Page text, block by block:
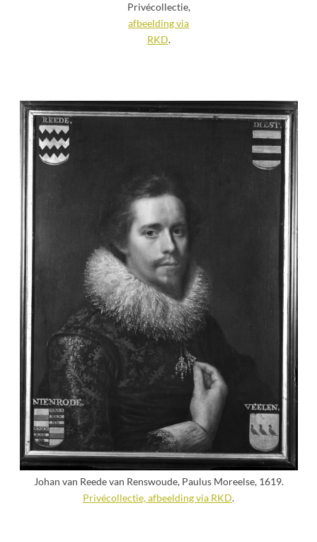
Privécollectie,
afbeelding via
RKD.
Johan van Reede van Renswoude, Paulus Moreelse, 1619.
Privécollectie, afbeelding via RKD.